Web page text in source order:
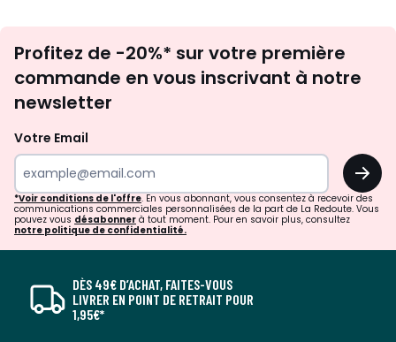
newsletter
Profitez de -20%* sur votre première
commande en vous inscrivant à notre
newsletter
Votre Email
OK
*Voir conditions de l'offre. En vous abonnant, vous consentez à recevoir des
communications commerciales personnalisées de la part de La Redoute. Vous
pouvez vous désabonner à tout moment. Pour en savoir plus, consultez
notre politique de confidentialité.
DÈS 49€ D’ACHAT, FAITES-VOUS
LIVRER EN POINT DE RETRAIT POUR
1,95€*